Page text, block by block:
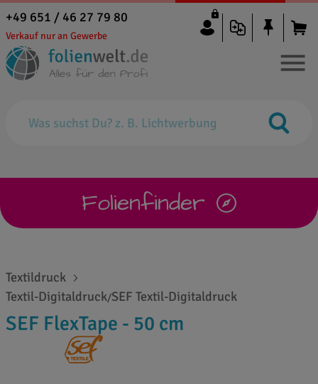
+49 651 / 46 27 79 80
Verkauf nur an Gewerbe
Folienfinder
Textildruck
Textil-Digitaldruck/SEF Textil-Digitaldruck
SEF FlexTape - 50 cm